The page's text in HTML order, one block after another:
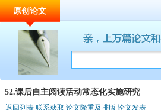
原创论文
52.课后自主阅读活动常态化实施研究
返回列表联系获取 论文降重及排版 论文发表